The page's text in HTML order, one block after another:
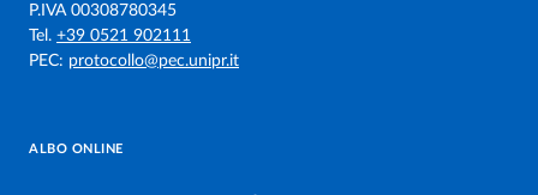
P.IVA 00308780345
Tel. +39 0521 902111
PEC: protocollo@pec.unipr.it
ALBO ONLINE